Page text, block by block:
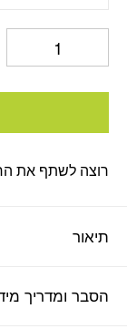
תיאור
הסבר ומדריך
רוצה לשתף את